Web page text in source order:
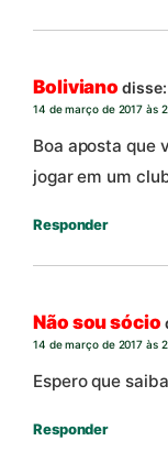
Boliviano disse:
14 de março de 2017 às
Boa aposta que
jogar em um
Responder
Não sou sócio
14 de março de 2017 às
Espero que
Responder